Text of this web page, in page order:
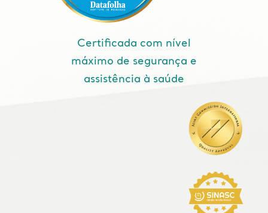
Certificada com nível
máximo de segurança e
assistência à saúde